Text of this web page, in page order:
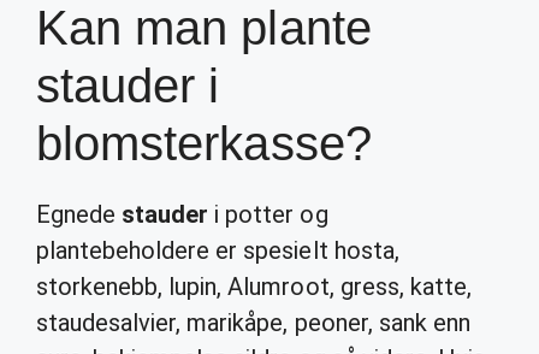
Kan man plante
stauder i
blomsterkasse?
Egnede stauder i potter og
plantebeholdere er spesielt hosta,
storkenebb, lupin, Alumroot, gress, katte,
staudesalvier, marikåpe, peoner, sank enn